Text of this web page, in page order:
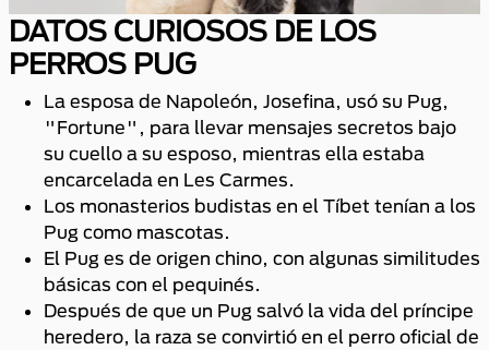
DATOS CURIOSOS DE LOS
PERROS PUG
La esposa de Napoleón, Josefina, usó su Pug,
"Fortune", para llevar mensajes secretos bajo
su cuello a su esposo, mientras ella estaba
encarcelada en Les Carmes.
Los monasterios budistas en el Tíbet tenían a los
Pug como mascotas.
El Pug es de origen chino, con algunas similitudes
básicas con el pequinés.
Después de que un Pug salvó la vida del príncipe
heredero, la raza se convirtió en el perro oficial de